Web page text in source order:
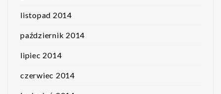
listopad 2014
październik 2014
lipiec 2014
czerwiec 2014